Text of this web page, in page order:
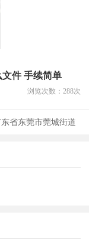
件 手续简单
浏览次数： 288次
东省东莞市莞城街道